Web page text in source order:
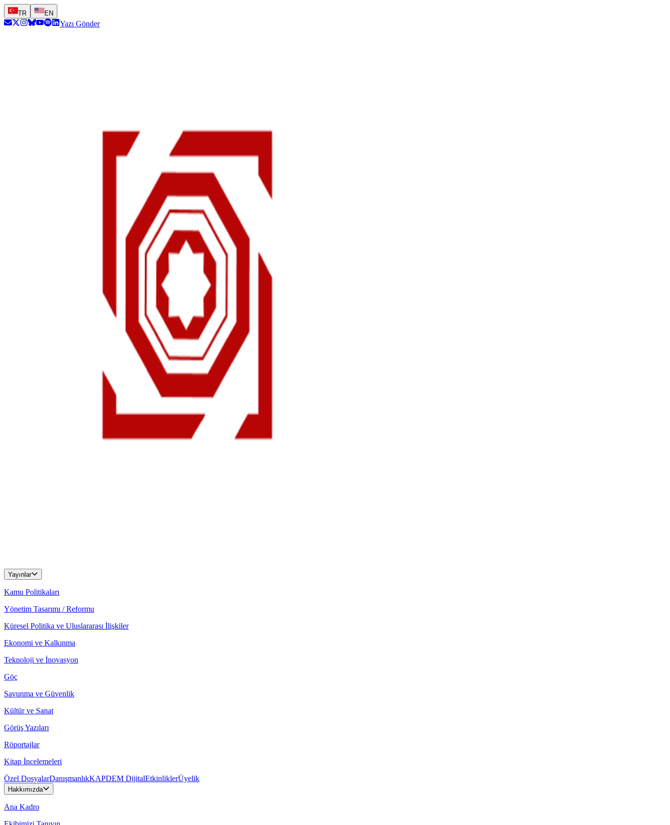
TR EN
Yazı Gönder
Yayınlar
Kamu Politikaları
Yönetim Tasarımı / Reformu
Küresel Politika ve Uluslararası İlişkiler
Ekonomi ve Kalkınma
Teknoloji ve İnovasyon
Göç
Savunma ve Güvenlik
Kültür ve Sanat
Görüş Yazıları
Röportajlar
Kitap İncelemeleri
Özel DosyalarDanışmanlıkKAPDEM DijitalEtkinliklerÜyelik
Hakkımızda
Ana Kadro